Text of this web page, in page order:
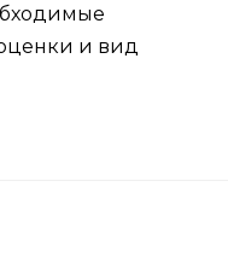
и вид